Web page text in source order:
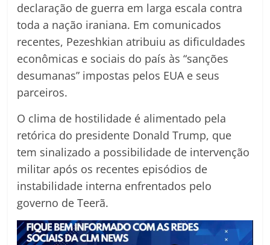
declaração de guerra em larga escala contra
toda a nação iraniana. Em comunicados
recentes, Pezeshkian atribuiu as dificuldades
econômicas e sociais do país às “sanções
desumanas” impostas pelos EUA e seus
parceiros.
O clima de hostilidade é alimentado pela
retórica do presidente Donald Trump, que
tem sinalizado a possibilidade de intervenção
militar após os recentes episódios de
instabilidade interna enfrentados pelo
governo de Teerã.